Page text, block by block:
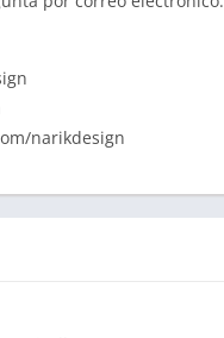
narikdesign